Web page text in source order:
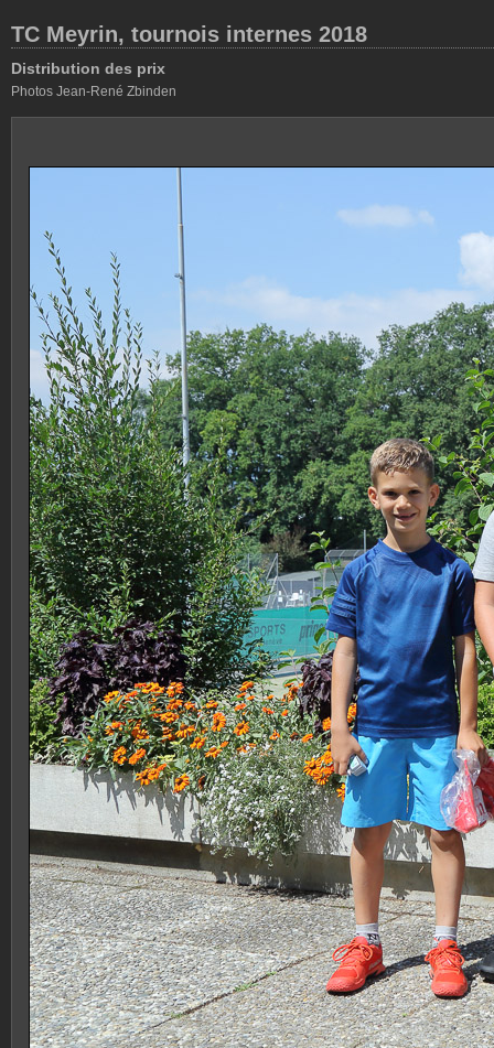
TC Meyrin, tournois internes 2018
Distribution des prix
Photos Jean-René Zbinden